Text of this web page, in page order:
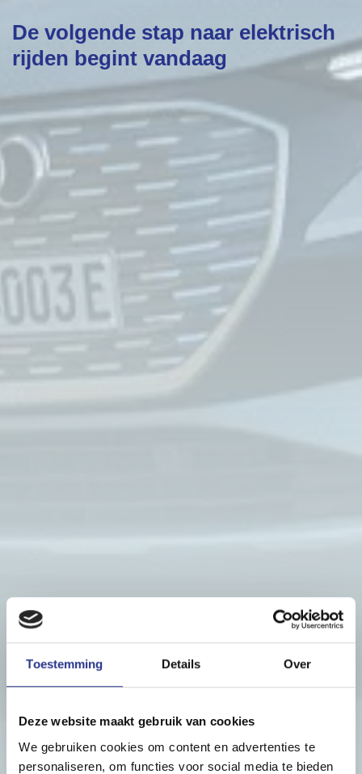
Toestemming Details Over
Deze website maakt gebruik van cookies
We gebruiken cookies om content en advertenties te
personaliseren, om functies voor social media te bieden
De volgende stap naar elektrisch
rijden begint vandaag